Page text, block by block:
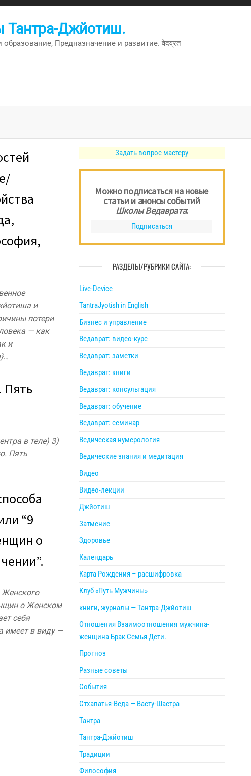
Тантра-Джйотиш.
Предназначение и развитие. वेदव्रत
и
потери
— как
и
Пять
в теле) 3)
Пять
“9
о
Женского
о Женском
себя
имеет в виду —
Задать вопрос мастеру
Можно подписаться на новые
статьи и анонсы событий
Школы Ведаврата:
Подписаться
РАЗДЕЛЫ/РУБРИКИ САЙТА:
Live-Device
TantraJyotish in English
Бизнес и управление
Ведаврат: видео-курс
Ведаврат: заметки
Ведаврат: книги
Ведаврат: консультация
Ведаврат: обучение
Ведаврат: семинар
Ведическая нумерология
Ведические знания и медитация
Видео
Видео-лекции
Джйотиш
Затмение
Здоровье
Календарь
Карта Рождения – расшифровка
Клуб «Путь Мужчины»
книги, журналы — Тантра-Джйотиш
Отношения Взаимоотношения мужчина-
женщина Брак Семья Дети.
Прогноз
Разные советы
События
Стхапатья-Веда — Васту-Шастра
Тантра
Тантра-Джйотиш
Традиции
Философия